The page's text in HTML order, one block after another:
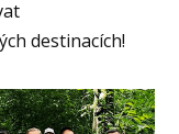
destinacích!